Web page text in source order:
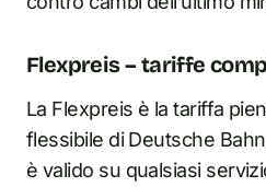
Flexpreis – tariffe
La Flexpreis è la tariffa
flessibile di Deutsche
è valido su qualsiasi